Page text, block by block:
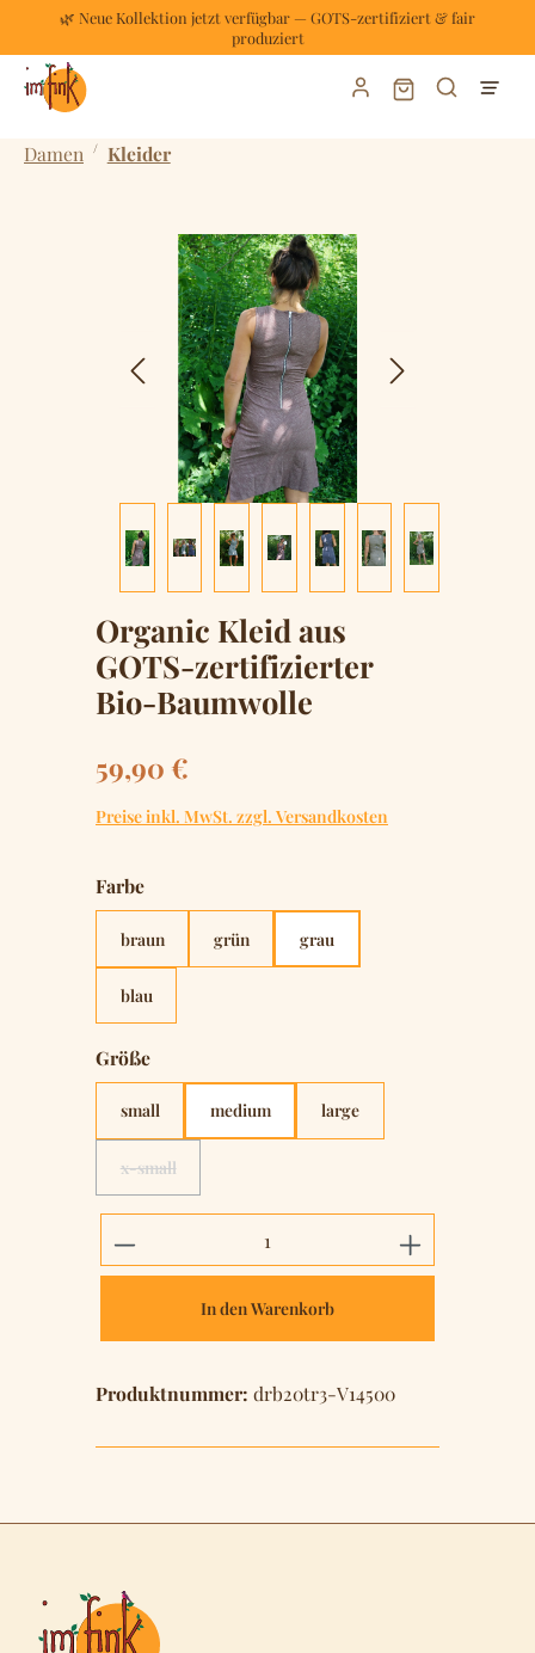
Zum Hauptinhalt springen
🌿 Neue Kollektion jetzt verfügbar — GOTS-zertifiziert & fair
produziert
Warenkorb
Damen / Kleider
Bildergalerie überspringen
Organic Kleid aus
GOTS-zertifizierter
Bio-Baumwolle
Regulärer Preis:
59,90 €
Preise inkl. MwSt. zzgl. Versandkosten
Farbeauswählen
braun grün grau
blau
Größeauswählen
small medium large
x-small
(Diese Option ist zurzeit nicht verfügbar.)
Produkt Anzahl: Gib den
In den Warenkorb
Produktnummer: drb20tr3-V14500